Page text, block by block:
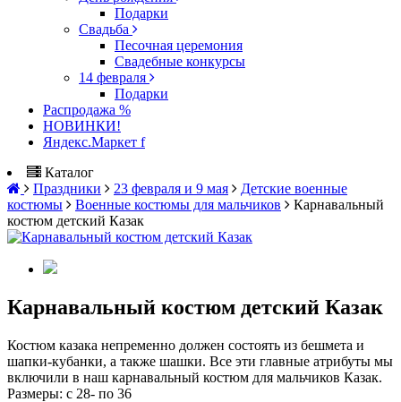
Подарки
Свадьба
Песочная церемония
Свадебные конкурсы
14 февраля
Подарки
Распродажа %
НОВИНКИ!
Яндекс.Маркет f
Каталог
Праздники
23 февраля и 9 мая
Детские военные
костюмы
Военные костюмы для мальчиков
Карнавальный
костюм детский Казак
Карнавальный костюм детский Казак
Костюм казака непременно должен состоять из бешмета и
шапки-кубанки, а также шашки. Все эти главные атрибуты мы
включили в наш карнавальный костюм для мальчиков Казак.
Размеры: с 28- по 36